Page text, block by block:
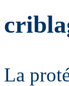
La